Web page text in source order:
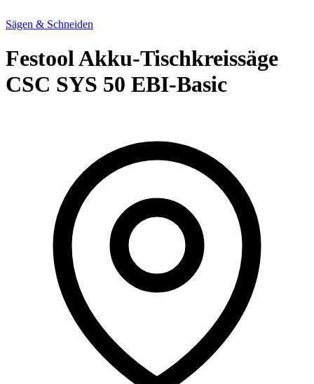
Sägen & Schneiden
Festool Akku-Tischkreissäge
CSC SYS 50 EBI-Basic